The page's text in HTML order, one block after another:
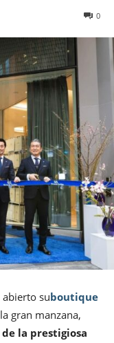
0
abierto suboutique
gran manzana,
de la prestigiosa